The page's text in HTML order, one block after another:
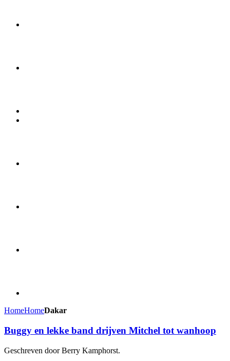
HomeHomeDakar
Buggy en lekke band drijven Mitchel tot wanhoop
Geschreven door Berry Kamphorst.